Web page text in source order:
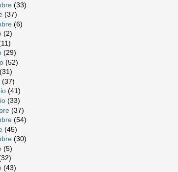
(33)
(37)
(6)
(2)
(29)
(52)
(31)
(37)
(41)
(33)
(37)
(54)
(45)
(30)
(5)
(43)